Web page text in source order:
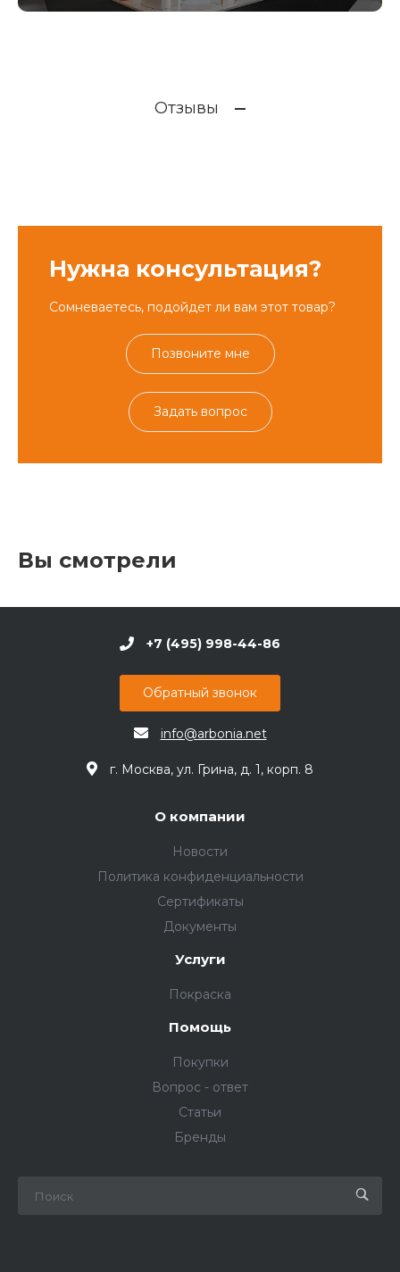
Отзывы
Нужна консультация?
Сомневаетесь, подойдет ли вам этот товар?
Позвоните мне
Задать вопрос
Вы смотрели
+7 (495) 998-44-86
Обратный звонок
info@arbonia.net
г. Москва, ул. Грина, д. 1, корп. 8
О компании
Новости
Политика конфиденциальности
Сертификаты
Документы
Услуги
Покраска
Помощь
Покупки
Вопрос - ответ
Статьи
Бренды